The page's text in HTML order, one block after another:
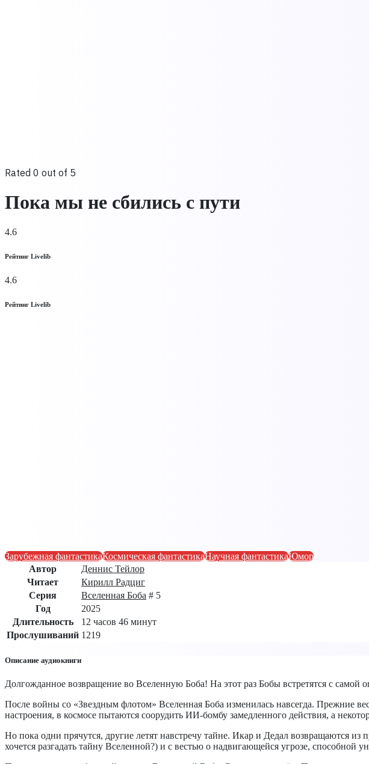
Rated 0 out of 5
Пока мы не сбились с пути
4.6
Рейтинг Livelib
4.6
Рейтинг Livelib
Зарубежная фантастикаКосмическая фантастикаНаучная фантастикаЮмор
Автор
Деннис Тейлор
Читает
Кирилл Радциг
Серия
Вселенная Боба # 5
Год
2025
Длительность
12 часов 46 минут
Прослушиваний 1219
Описание аудиокниги
Долгожданное возвращение во Вселенную Боба! На этот раз Бобы встретятся с
После войны со «Звездным флотом» Вселенная Боба изменилась навсегда. Прежние
настроения, в космосе пытаются соорудить ИИ-бомбу замедленного действия, а
Но пока одни прячутся, другие летят навстречу тайне. Икар и Дедал возвращаются
хочется разгадать тайну Вселенной?) и с вестью о надвигающейся угрозе, способной